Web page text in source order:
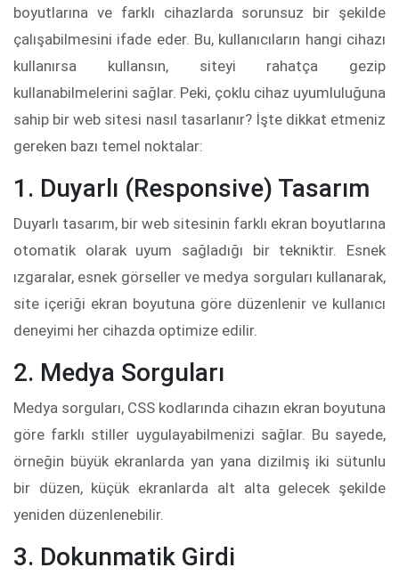
boyutlarına ve farklı cihazlarda sorunsuz bir şekilde
çalışabilmesini ifade eder. Bu, kullanıcıların hangi cihazı
kullanırsa kullansın, siteyi rahatça gezip
kullanabilmelerini sağlar. Peki, çoklu cihaz uyumluluğuna
sahip bir web sitesi nasıl tasarlanır? İşte dikkat etmeniz
gereken bazı temel noktalar:
1. Duyarlı (Responsive) Tasarım
Duyarlı tasarım, bir web sitesinin farklı ekran boyutlarına
otomatik olarak uyum sağladığı bir tekniktir. Esnek
ızgaralar, esnek görseller ve medya sorguları kullanarak,
site içeriği ekran boyutuna göre düzenlenir ve kullanıcı
deneyimi her cihazda optimize edilir.
2. Medya Sorguları
Medya sorguları, CSS kodlarında cihazın ekran boyutuna
göre farklı stiller uygulayabilmenizi sağlar. Bu sayede,
örneğin büyük ekranlarda yan yana dizilmiş iki sütunlu
bir düzen, küçük ekranlarda alt alta gelecek şekilde
yeniden düzenlenebilir.
3. Dokunmatik Girdi